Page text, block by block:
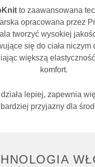
to zaawansowana
opracowana przez
tworzyć wysokiej
się do ciała niczym
większą
komfort.
działa lepiej, zapewnia
przyjazny dla